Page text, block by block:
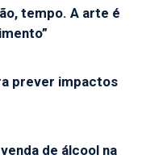
tempo. A arte é
prever impactos
de álcool na